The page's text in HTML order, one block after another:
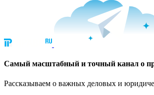
Cамый масштабный и точный канал о
Рассказываем о важных деловых и